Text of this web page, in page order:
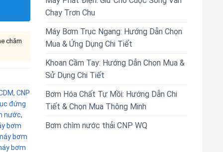
Chạy Trơn Chu
Máy Bơm Trục Ngang: Hướng Dẫn Chọn
Mua & Ứng Dụng Chi Tiết
Khoan Cầm Tay: Hướng Dẫn Chọn Mua &
Sử Dụng Chi Tiết
Bơm Hóa Chất Tự Mồi: Hướng Dẫn Chi
Tiết & Chọn Mua Thông Minh
Bơm chìm nước thải CNP WQ
chăm
, CNP
đứng
nước,
bơm
bơm
bơm